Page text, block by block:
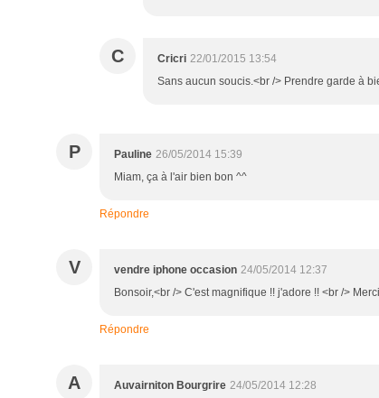
C Cricri 22/01/2015 13:54
Sans aucun soucis.<br /> Prendre garde à
P Pauline 26/05/2014 15:39
Miam, ça à l'air bien bon ^^
Répondre
V vendre iphone occasion 24/05/2014 12:37
Bonsoir,<br /> C'est magnifique !! j'adore !! <br />
Répondre
A Auvairniton Bourgrire 24/05/2014 12:28